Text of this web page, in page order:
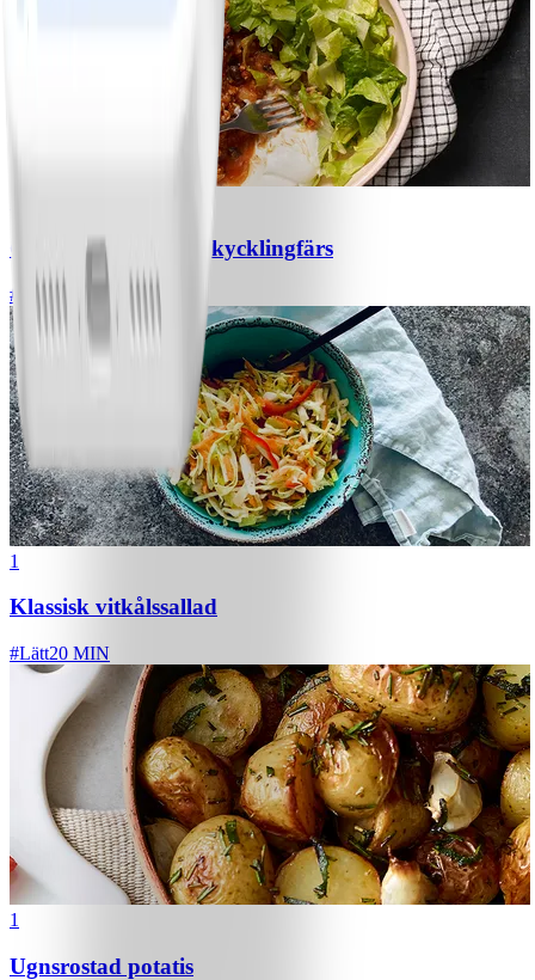
Chili con carne med kycklingfärs
# Lätt
1
Klassisk vitkålssallad
#Lätt20 MIN
1
Ugnsrostad potatis